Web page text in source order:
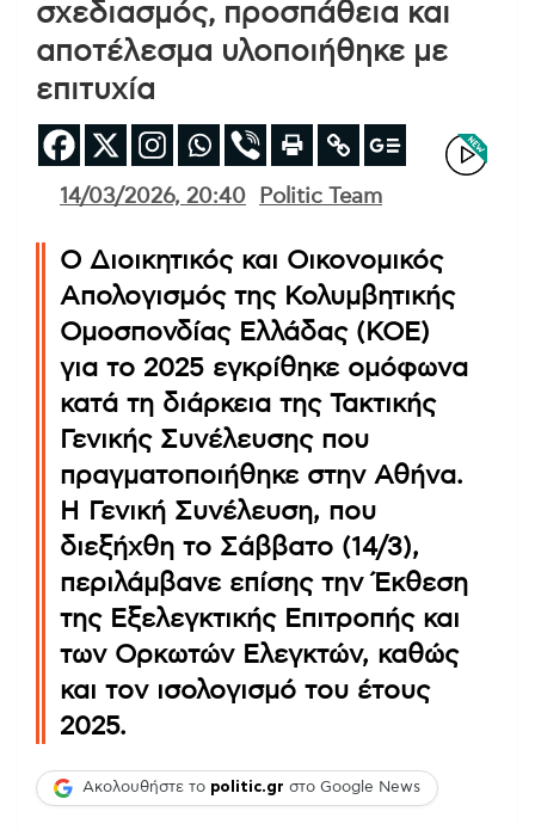
σχεδιασμός, προσπάθεια και
αποτέλεσμα υλοποιήθηκε με
επιτυχία
14/03/2026, 20:40 Politic Team
Ο Διοικητικός και Οικονομικός
Απολογισμός της Κολυμβητικής
Ομοσπονδίας Ελλάδας (ΚΟΕ)
για το 2025 εγκρίθηκε ομόφωνα
κατά τη διάρκεια της Τακτικής
Γενικής Συνέλευσης που
πραγματοποιήθηκε στην Αθήνα.
Η Γενική Συνέλευση, που
διεξήχθη το Σάββατο (14/3),
περιλάμβανε επίσης την Έκθεση
της Εξελεγκτικής Επιτροπής και
των Ορκωτών Ελεγκτών, καθώς
και τον ισολογισμό του έτους
2025.
Ακολουθήστε το politic.gr στο Google News